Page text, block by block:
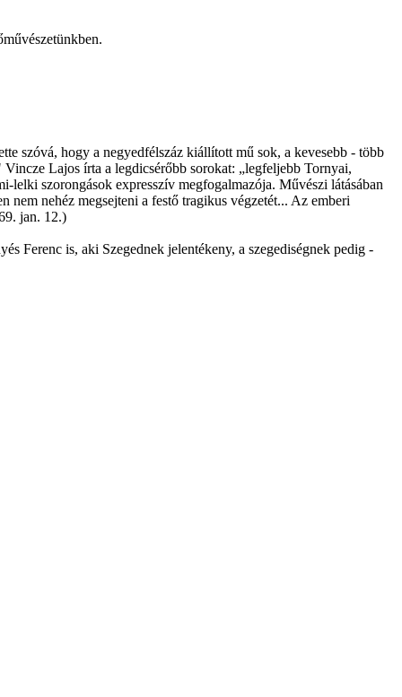
szóvá, hogy a negyedfélszáz kiállított mű sok, a kevesebb - több
Lajos írta a legdicsérőbb sorokat: „legfeljebb Tornyai,
lelki szorongások expresszív megfogalmazója. Művészi látásában
nem nehéz megsejteni a festő tragikus végzetét... Az emberi
jan. 12.)
Ferenc is, aki Szegednek jelentékeny, a szegediségnek pedig -